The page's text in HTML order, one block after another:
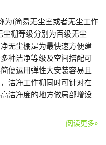
为(简易无尘室或者无尘工作
棚等级分别为百级无尘
无尘棚是为最快速方便建
种洁净等级及空间搭配可
便运用弹性大安装容易且
洁净工作棚同时可针对在
洁净度的地方做局部增设
阅读更多»